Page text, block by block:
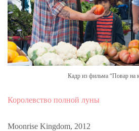
Кадр из фильма “Повар на
Королевство полной луны
Moonrise Kingdom, 2012